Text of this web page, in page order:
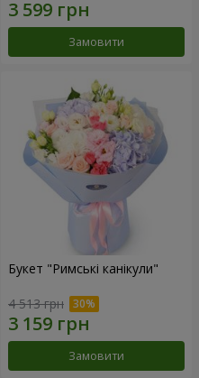
Замовити
Букет "Римські канікули"
4 513 грн
Замовити